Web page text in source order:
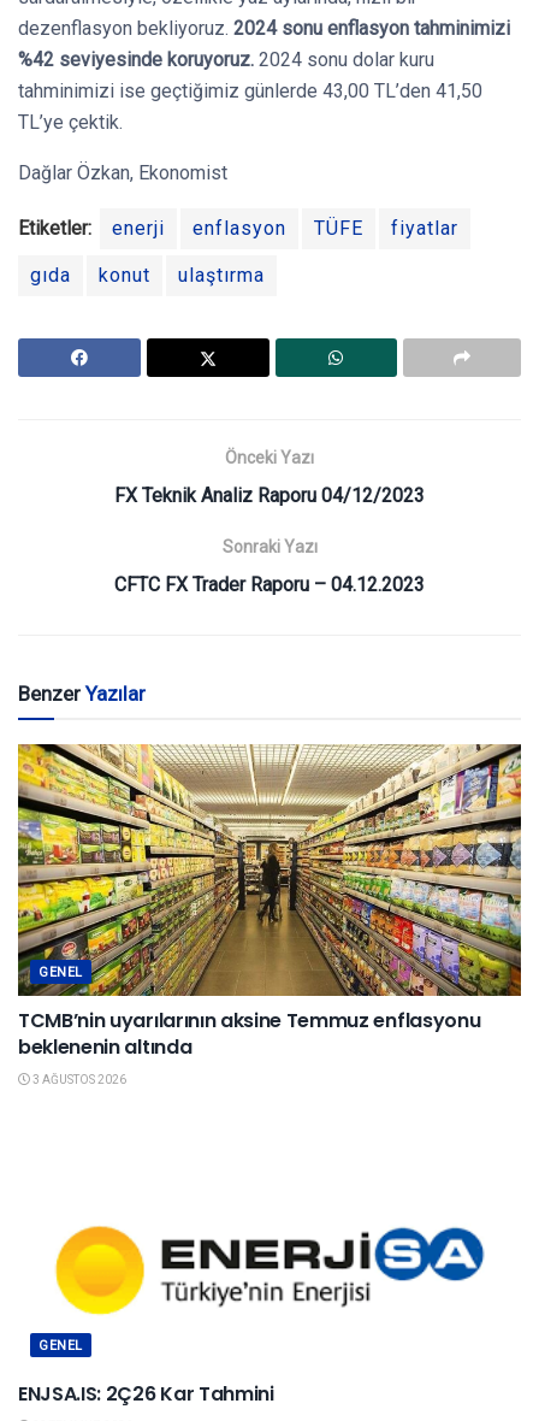
dezenflasyon bekliyoruz. 2024 sonu enflasyon tahminimizi
%42 seviyesinde koruyoruz. 2024 sonu dolar kuru
tahminimizi ise geçtiğimiz günlerde 43,00 TL’den 41,50
TL’ye çektik.
Dağlar Özkan, Ekonomist
Etiketler: enerji enflasyon TÜFE fiyatlar
gıda konut ulaştırma
Önceki Yazı
FX Teknik Analiz Raporu 04/12/2023
Sonraki Yazı
CFTC FX Trader Raporu – 04.12.2023
BenzerYazılar
GENEL
TCMB’nin uyarılarının aksine Temmuz enflasyonu
beklenenin altında
3 AĞUSTOS 2026
GENEL
ENJSA.IS: 2Ç26 Kar Tahmini